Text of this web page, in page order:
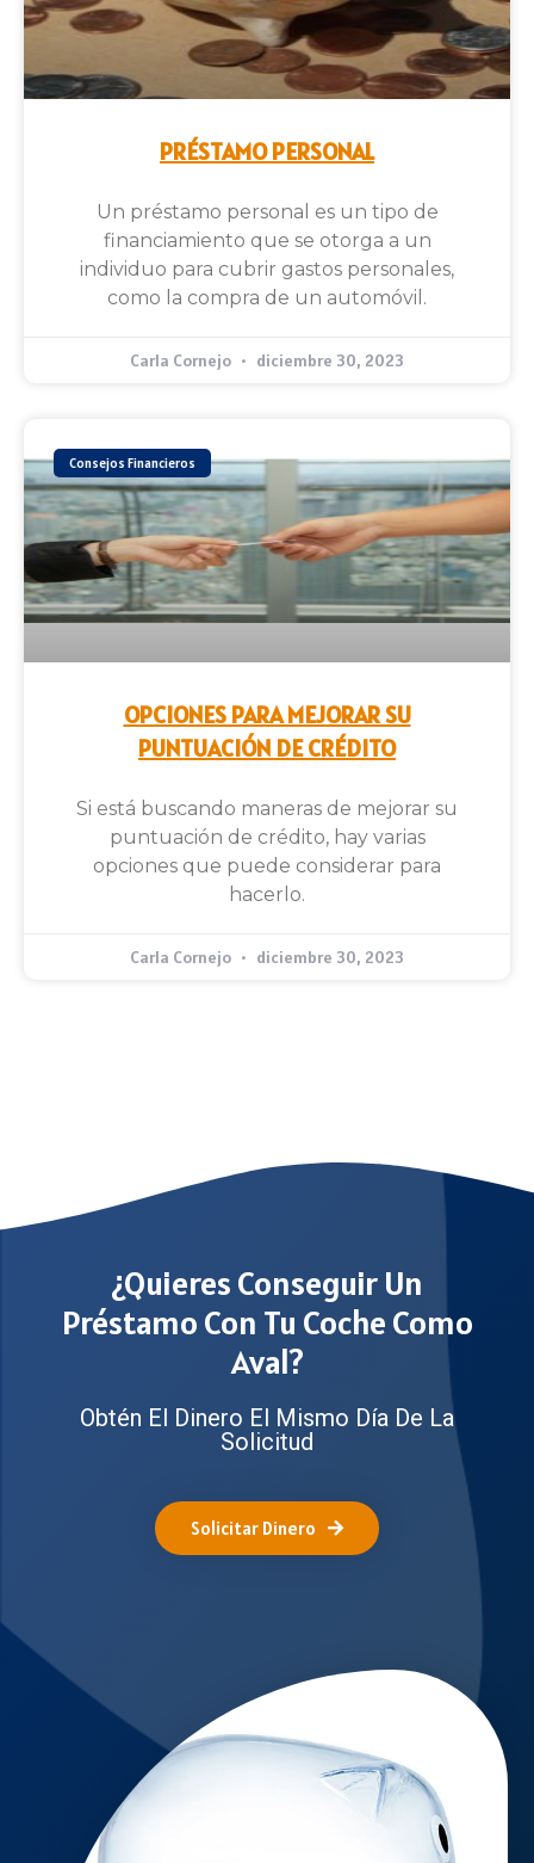
PRÉSTAMO PERSONAL
Un préstamo personal es un tipo de
financiamiento que se otorga a un
individuo para cubrir gastos personales,
como la compra de un automóvil.
Carla Cornejo diciembre 30, 2023
Consejos Financieros
OPCIONES PARA MEJORAR SU
PUNTUACIÓN DE CRÉDITO
Si está buscando maneras de mejorar su
puntuación de crédito, hay varias
opciones que puede considerar para
hacerlo.
Carla Cornejo diciembre 30, 2023
¿Quieres Conseguir Un
Préstamo Con Tu Coche Como
Aval?
Obtén El Dinero El Mismo Día De La
Solicitud
Solicitar Dinero